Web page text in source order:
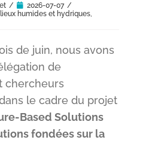
/ 2026-07-07 /
humides et hydriques,
de juin, nous avons
de
chercheurs
le cadre du projet
Based Solutions
fondées sur la